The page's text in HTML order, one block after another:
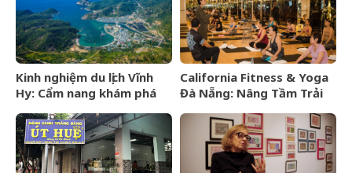
Kinh nghiệm du lịch Vĩnh
Hy: Cẩm nang khám phá
Ninh Thuận
California Fitness & Yoga
Đà Nẵng: Nâng Tầm Trải